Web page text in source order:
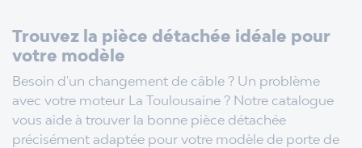
Trouvez la pièce détachée idéale pour
votre modèle
Besoin d'un changement de câble ? Un problème
avec votre moteur La Toulousaine ? Notre catalogue
vous aide à trouver la bonne pièce détachée
précisément adaptée pour votre modèle de porte de